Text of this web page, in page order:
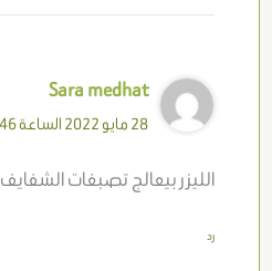
Sara medhat
28 مايو 2022 الساعة 5:46 مساءً
الليزر بيعالج تصبغات الشفايف
رد